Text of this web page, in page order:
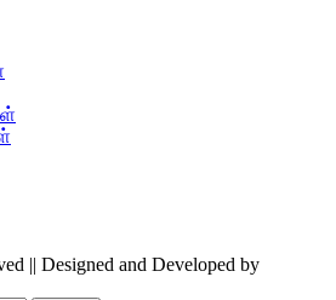
|| Designed and Developed by